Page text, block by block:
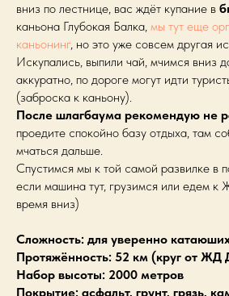
вниз по лестнице, вас ждёт купание в
каньона Глубокая Балка, мы тут еще
каньонинг, но это уже совсем другая
Искупались, выпили чай, мчимся вниз
аккуратно, по дороге могут идти
(заброска к каньону).
После шлагбаума рекомендую не
проедите спокойно базу отдыха, там
мчаться дальше.
Спустимся мы к той самой развилке в
если машина тут, грузимся или едем
время вниз)
Сложность: для уверенно
Протяжённость: 52 км (круг от ЖД
Набор высоты: 2000 метров
Покрытие: асфальт, грунт, грязь,